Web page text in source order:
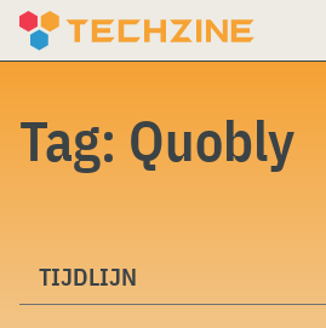
Skip
Tag: Quobly
TIJDLIJN